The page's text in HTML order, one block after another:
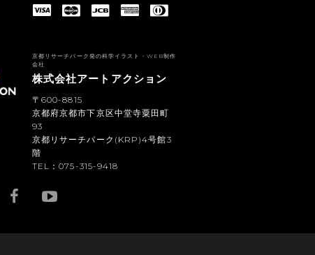
京都リサーチパーク発の科学イラスト・WEB制作
会社
株式会社アートアクション
〒600-8815
京都府京都市下京区中堂寺粟田町
93
京都リサーチパーク(KRP)4号館3
階
TEL：075-315-9418